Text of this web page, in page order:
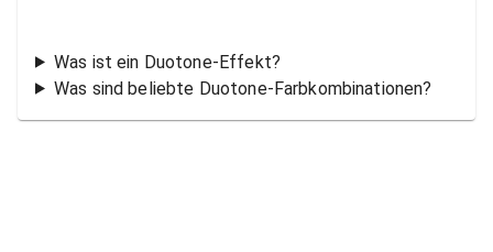
Was ist ein Duotone-Effekt?
Was sind beliebte Duotone-Farbkombinationen?